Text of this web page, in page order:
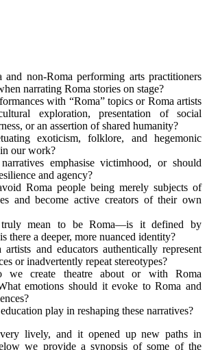
and non-Roma performing arts practitioners
narrating Roma stories on stage?
with “Roma” topics or Roma artists
exploration, presentation of social
or an assertion of shared humanity?
exoticism, folklore, and hegemonic
our work?
emphasise victimhood, or should
and agency?
Roma people being merely subjects of
and become active creators of their own
mean to be Roma—is it defined by
there a deeper, more nuanced identity?
artists and educators authentically represent
or inadvertently repeat stereotypes?
we create theatre about or with Roma
emotions should it evoke to Roma and
play in reshaping these narratives?
lively, and it opened up new paths in
we provide a synopsis of some of the